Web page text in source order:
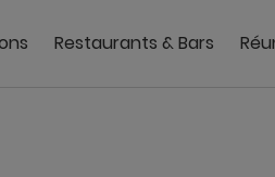
Restaurants & Bars